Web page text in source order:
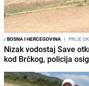
/BOSNA I HERCEGOVINA I PRIJE
Nizak vodostaj Save
kod Brčkog, policija